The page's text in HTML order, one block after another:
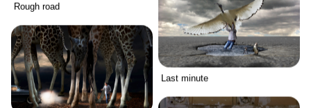
Rough road
Last minute